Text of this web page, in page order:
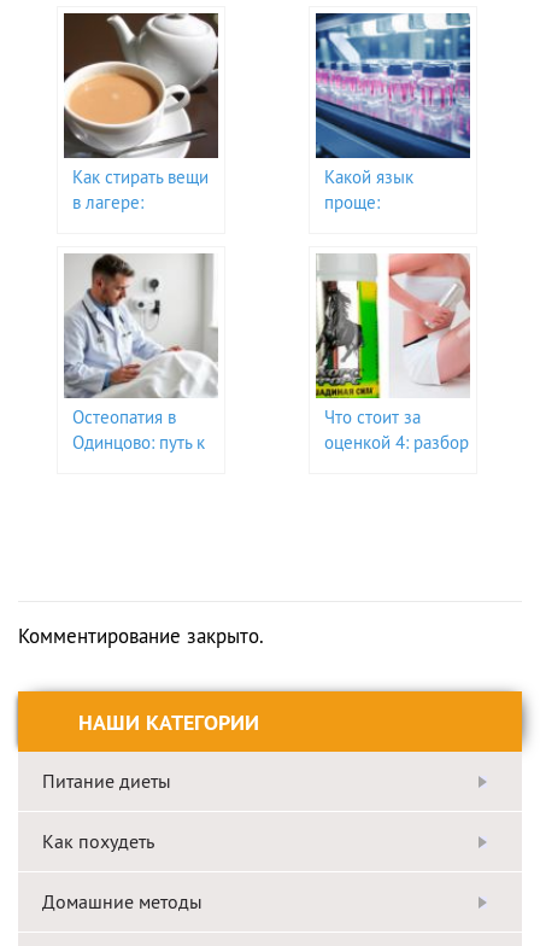
НАШИ КАТЕГОРИИ
Питание диеты
Как похудеть
Домашние методы
нюансы и
секреты
нянечки в
детском саду?
Как стирать вещи
в лагере:
и хитрости
Какой язык
проще:
немецкий?
Остеопатия в
Одинцово: путь к
Что стоит за
оценкой 4: разбор
Комментирование закрыто.